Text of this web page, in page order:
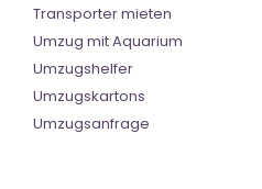
Transporter mieten
Umzug mit Aquarium
Umzugshelfer
Umzugskartons
Umzugsanfrage